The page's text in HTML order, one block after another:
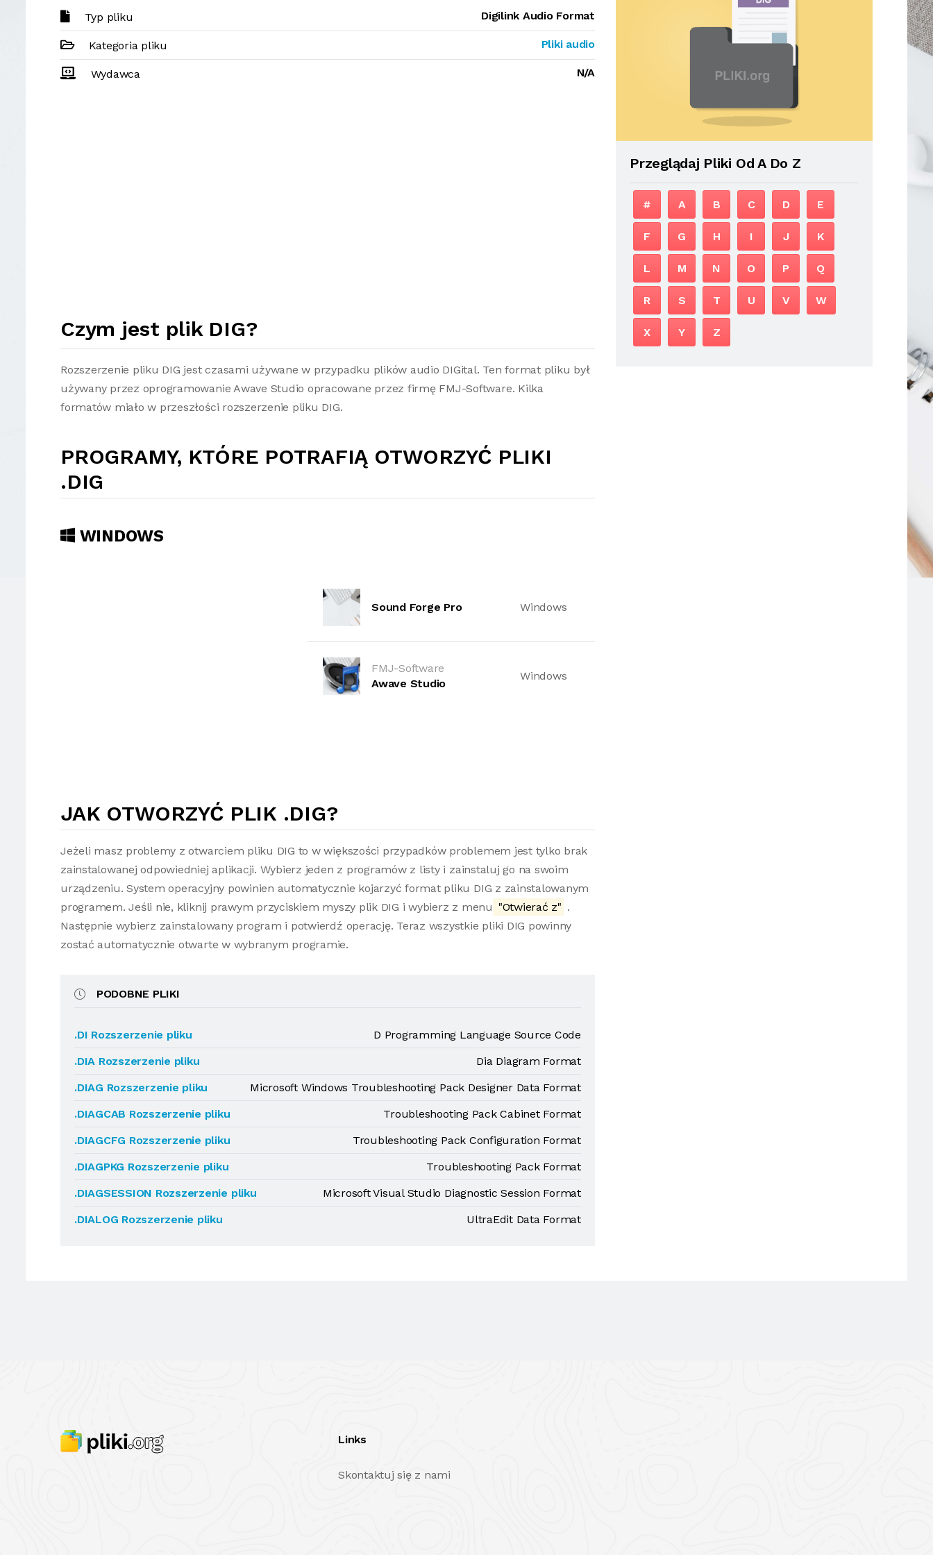
Typ pliku Digilink Audio Format
Kategoria pliku Pliki audio
Wydawca N/A
Czym jest plik DIG?
Rozszerzenie pliku DIG jest czasami używane w przypadku plików audio DIGital. Ten format pliku był
używany przez oprogramowanie Awave Studio opracowane przez firmę FMJ-Software. Kilka
formatów miało w przeszłości rozszerzenie pliku DIG.
PROGRAMY, KTÓRE POTRAFIĄ OTWORZYĆ PLIKI
.DIG
WINDOWS
Sound Forge Pro Windows
FMJ-Software
Awave Studio
Windows
JAK OTWORZYĆ PLIK .DIG?
Jeżeli masz problemy z otwarciem pliku DIG to w większości przypadków problemem jest tylko brak
zainstalowanej odpowiedniej aplikacji. Wybierz jeden z programów z listy i zainstaluj go na swoim
urządzeniu. System operacyjny powinien automatycznie kojarzyć format pliku DIG z zainstalowanym
programem. Jeśli nie, kliknij prawym przyciskiem myszy plik DIG i wybierz z menu "Otwierać z" .
Następnie wybierz zainstalowany program i potwierdź operację. Teraz wszystkie pliki DIG powinny
zostać automatycznie otwarte w wybranym programie.
PODOBNE PLIKI
.DI Rozszerzenie pliku
D Programming Language Source Code
.DIA Rozszerzenie pliku
Dia Diagram Format
.DIAG Rozszerzenie pliku
Microsoft Windows Troubleshooting Pack Designer Data Format
.DIAGCAB Rozszerzenie pliku
Troubleshooting Pack Cabinet Format
.DIAGCFG Rozszerzenie pliku
Troubleshooting Pack Configuration Format
.DIAGPKG Rozszerzenie pliku
Troubleshooting Pack Format
.DIAGSESSION Rozszerzenie pliku
Microsoft Visual Studio Diagnostic Session Format
.DIALOG Rozszerzenie pliku
UltraEdit Data Format
Przeglądaj Pliki Od A Do Z
# A B C D E
F G H I J K
L M N O P Q
R S T U V W
X Y Z
Links
Skontaktuj się z nami